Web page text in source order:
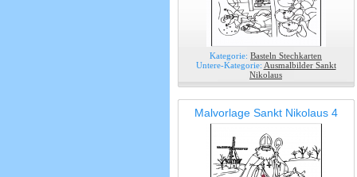
Kategorie: Basteln Stechkarten
Untere-Kategorie: Ausmalbilder Sankt
Nikolaus
Malvorlage Sankt Nikolaus 4